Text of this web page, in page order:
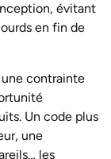
évitant
en fin de
contrainte
Un code plus
une
les